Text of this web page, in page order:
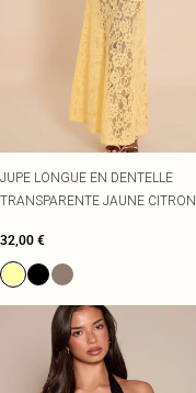
JUPE LONGUE EN DENTELLE
TRANSPARENTE JAUNE CITRON
32,00 €